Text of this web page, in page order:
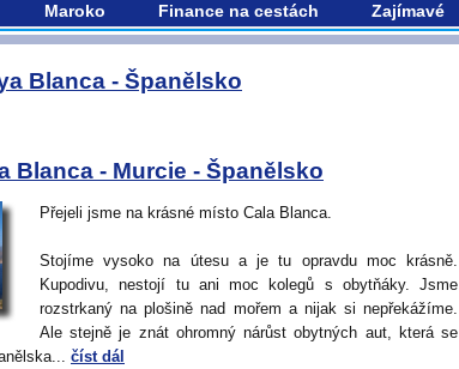
Maroko Finance na cestách Zajímavé
Blanca - Španělsko
Blanca - Murcie - Španělsko
Přejeli jsme na krásné místo Cala Blanca.
Stojíme vysoko na útesu a je tu opravdu moc krásně.
Kupodivu, nestojí tu ani moc kolegů s obytňáky. Jsme
rozstrkaný na plošině nad mořem a nijak si nepřekážíme.
Ale stejně je znát ohromný nárůst obytných aut, která se
číst dál